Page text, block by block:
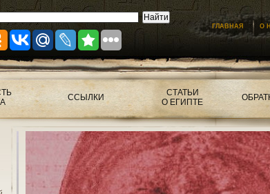
ГЛАВНАЯ О
ССЫЛКИ
СТАТЬИ
О ЕГИПТЕ